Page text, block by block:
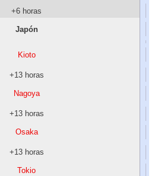
+6 horas
Japón
Kioto
+13 horas
Nagoya
+13 horas
Osaka
+13 horas
Tokio